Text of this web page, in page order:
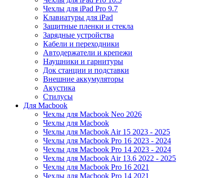
Чехлы для iPad Pro 9.7
Клавиатуры для iPad
Защитные пленки и стекла
Зарядные устройства
Кабели и переходники
Автодержатели и крепежи
Наушники и гарнитуры
Док станции и подставки
Внешние аккумуляторы
Акустика
Стилусы
Для Macbook
Чехлы для Macbook Neo 2026
Чехлы для Macbook
Чехлы для Macbook Air 15 2023 - 2025
Чехлы для Macbook Pro 16 2023 - 2024
Чехлы для Macbook Pro 14 2023 - 2024
Чехлы для Macbook Air 13.6 2022 - 2025
Чехлы для Macbook Pro 16 2021
Чехлы для Macbook Pro 14 2021